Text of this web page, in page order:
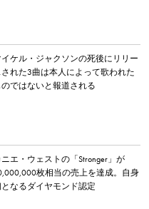
イケル・ジャクソンの死後にリリー
された3曲は本人によって歌われた
のではないと報道される
ニエ・ウェストの「Stronger」が
枚相当の売上を達成。自身
なるダイヤモンド認定